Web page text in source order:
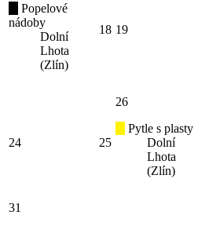
Popelové
nádoby
Dolní
Lhota
(Zlín)
18 19
24 25
26
Pytle s plasty
Dolní
Lhota
(Zlín)
31